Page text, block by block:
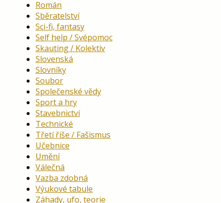
Román
Sběratelství
Sci-fi, fantasy
Self help / Svépomoc
Skauting / Kolektiv
Slovenská
Slovníky
Soubor
Společenské vědy
Sport a hry
Stavebnictví
Technické
Třetí říše / Fašismus
Učebnice
Umění
Válečná
Vazba zdobná
Výukové tabule
Záhady, ufo, teorie